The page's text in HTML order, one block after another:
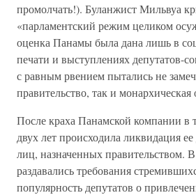
промолчать!). Буланжист Мильвуа
«парламентский режим целиком
оценка Панамы была дана лишь в
печати и выступлениях депутатов-
с равным рвением пытались не
правительство, так и
После краха Панамской компании в
двух лет происходила ликвидация
лиц, назначенных правительством.
раздавались требования
популярность депутатов о